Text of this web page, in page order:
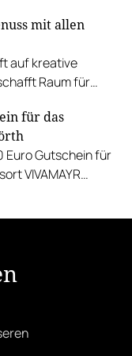
mit allen
auf kreative
Raum für
in Tannheim.
für das
Euro Gutschein für
VIVAMAYR